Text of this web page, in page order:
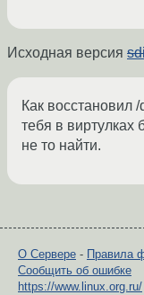
Исходная версия
Как восстановил
тебя в виртулках
не то найти.
О Сервере - Правила
Сообщить об ошибке
https://www.linux.org.ru/